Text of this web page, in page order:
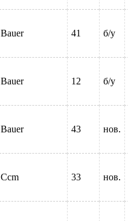
Bauer 41 б/у
Bauer 12 б/у
Bauer 43 нов.
Ccm 33 нов.